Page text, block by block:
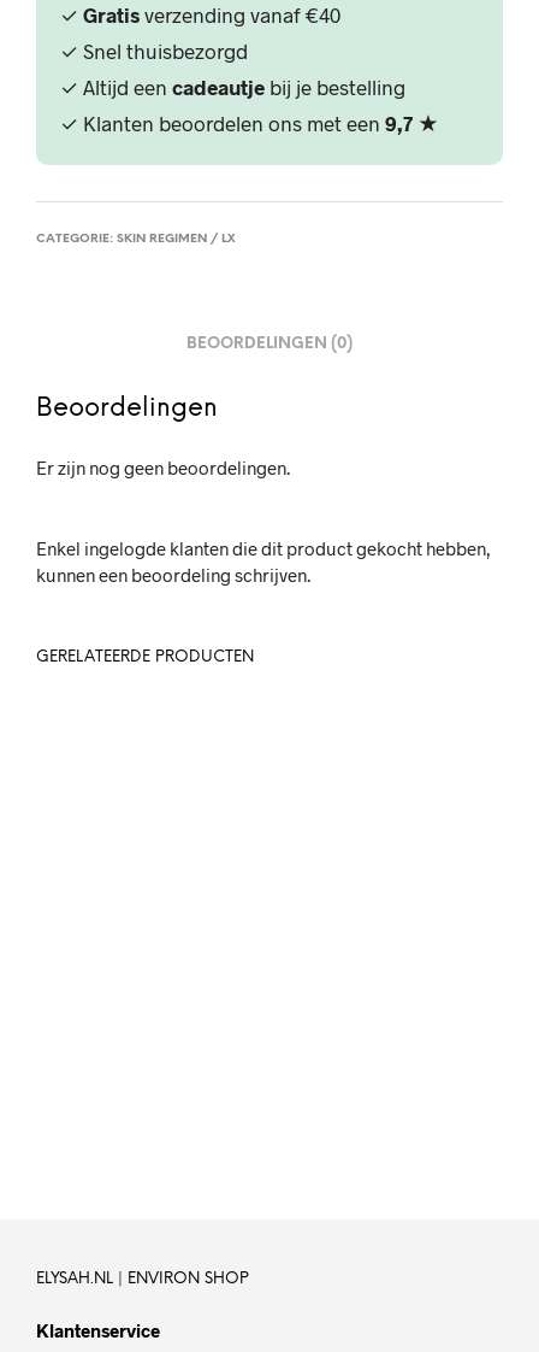
✓ Gratis verzending vanaf €40
✓ Snel thuisbezorgd
✓ Altijd een cadeautje bij je bestelling
✓ Klanten beoordelen ons met een 9,7 ★
CATEGORIE: SKIN REGIMEN / LX
BEOORDELINGEN (0)
Beoordelingen
Er zijn nog geen beoordelingen.
Enkel ingelogde klanten die dit product gekocht hebben,
kunnen een beoordeling schrijven.
GERELATEERDE PRODUCTEN
ELYSAH.NL | ENVIRON SHOP
Klantenservice